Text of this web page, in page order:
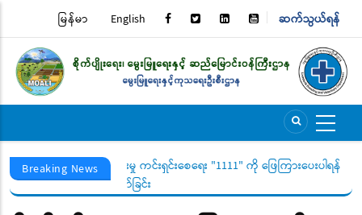
content
TOP
MENU
ဆက်သွယ်ရန်
မြန်မာ English
Breaking News
လိုက်စားမှု ကင်းရှင်းစေရေး "1111" ကို ဖြေကြားပေးပါရန် ပြည်သူသို့
ေးနှိုးဆော်ခြင်း
အိတ်ဖွင့်တ